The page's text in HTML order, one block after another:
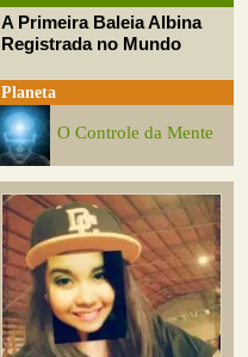
A Primeira Baleia Albina
Registrada no Mundo
Planeta
O Controle da Mente